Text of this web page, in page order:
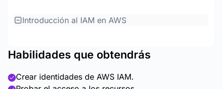
Introducción al IAM en AWS
Habilidades que obtendrás
Crear identidades de AWS IAM.